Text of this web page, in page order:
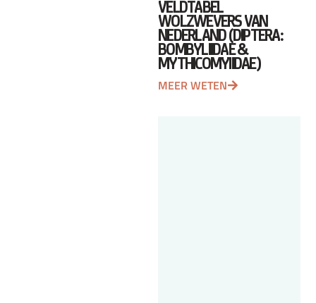
VELDTABEL
WOLZWEVERS VAN
NEDERLAND (DIPTERA:
BOMBYLIIDAE &
MYTHICOMYIIDAE)
MEER WETEN